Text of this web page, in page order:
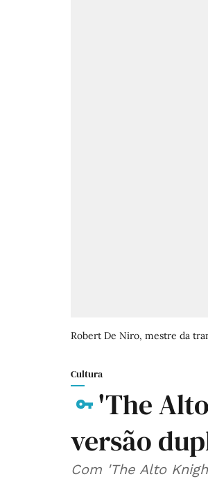
Robert De Niro, mestre da
Cultura
'The
versão
Com 'The Alto